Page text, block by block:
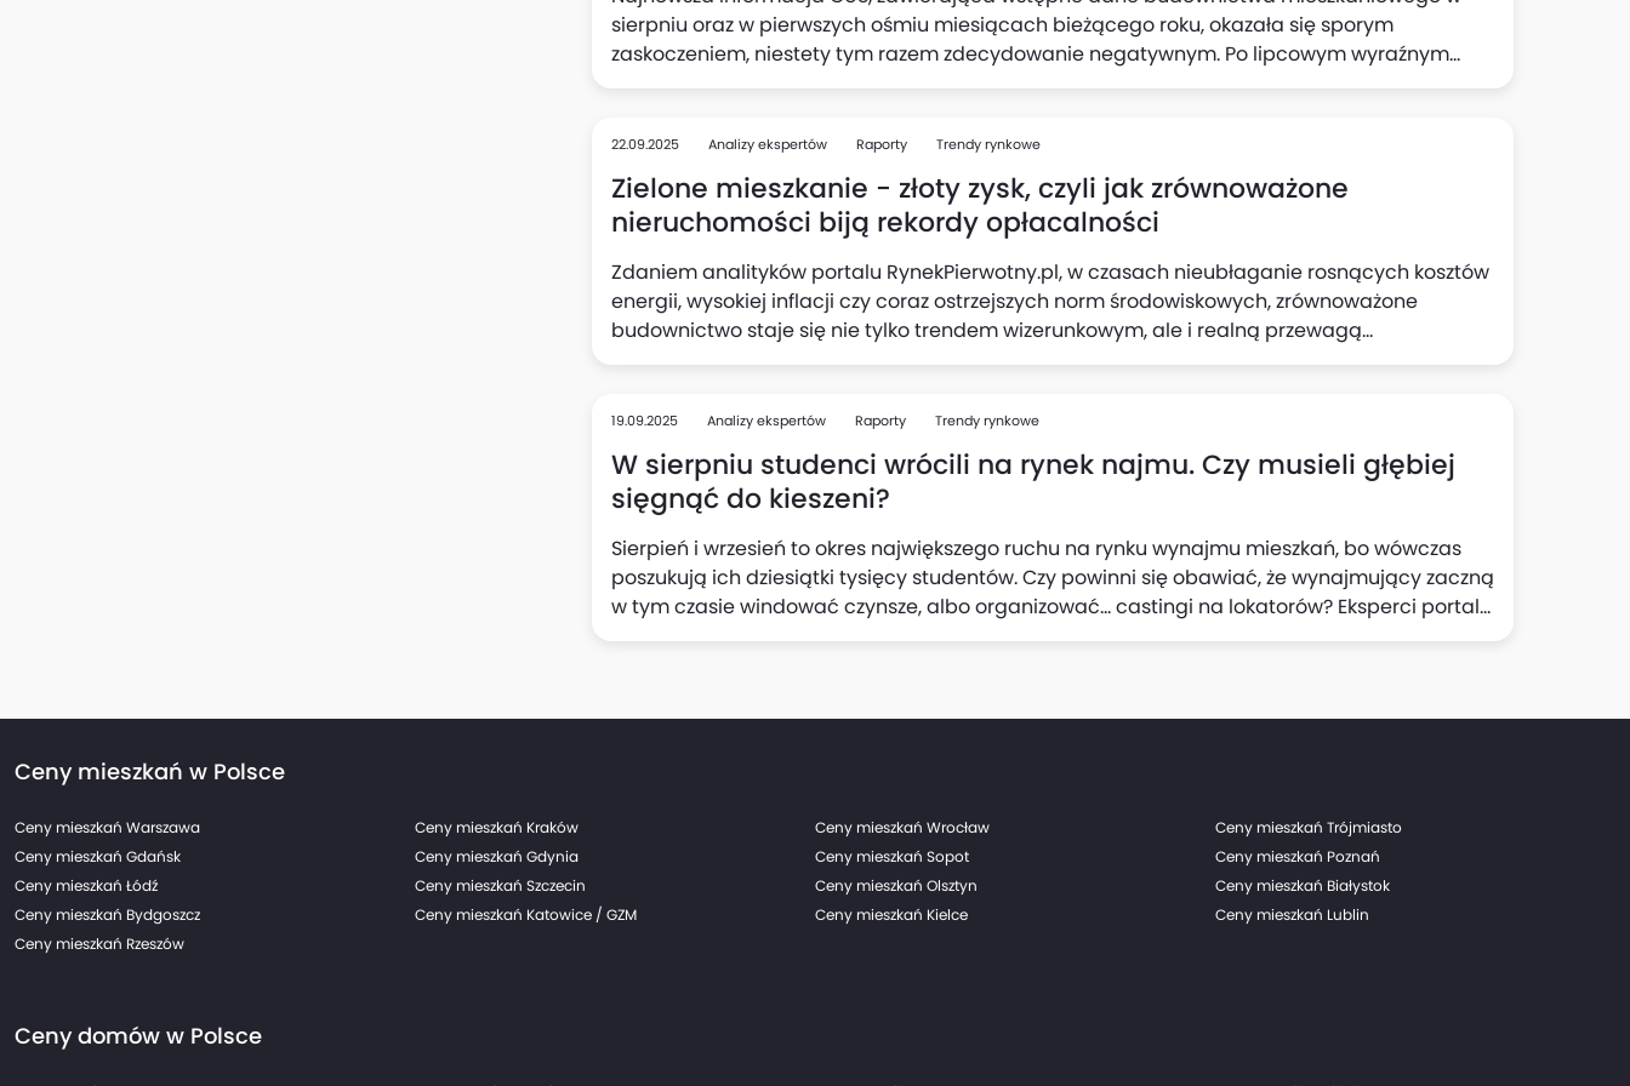
sierpniu oraz w pierwszych ośmiu miesiącach bieżącego roku, okazała się sporym
zaskoczeniem, niestety tym razem zdecydowanie negatywnym. Po lipcowym wyraźnym
ożywieniu aktywności inwestycyjnej pierwotnego segmentu mieszkaniówki, w sierpniu
eksperci portalu RynekPierwotny.pl, tym samym rynek nieoczekiwanie wykonał ruch
powrotny w kierunku obowiązującej od półtora roku średnioterminowej tendencji
spadkowej, potwierdzając jej dominację.
22.09.2025 Analizy ekspertów Raporty Trendy rynkowe
Zielone mieszkanie - złoty zysk, czyli jak zrównoważone
nieruchomości biją rekordy opłacalności
Zdaniem analityków portalu RynekPierwotny.pl, w czasach nieubłaganie rosnących kosztów
energii, wysokiej inflacji czy coraz ostrzejszych norm środowiskowych, zrównoważone
budownictwo staje się nie tylko trendem wizerunkowym, ale i realną przewagą
inwestycyjną. Certyfikaty BREEAM, LEED czy WELL nie są już wyłączną domeną biurowców –
przy sprzedaży.
19.09.2025 Analizy ekspertów Raporty Trendy rynkowe
W sierpniu studenci wrócili na rynek najmu. Czy musieli głębiej
sięgnąć do kieszeni?
Sierpień i wrzesień to okres największego ruchu na rynku wynajmu mieszkań, bo wówczas
poszukują ich dziesiątki tysięcy studentów. Czy powinni się obawiać, że wynajmujący zaczną
w tym czasie windować czynsze, albo organizować... castingi na lokatorów? Eksperci portalu
GetHome.pl sprawdzili, jak zmieniła się w sierpniu oferta mieszkań na wynajem w
Ceny mieszkań w Polsce
Ceny mieszkań Warszawa Ceny mieszkań Kraków Ceny mieszkań Wrocław
Ceny mieszkań Trójmiasto
Ceny mieszkań Gdańsk
Ceny mieszkań Gdynia Ceny mieszkań Sopot
Ceny mieszkań Poznań
Ceny mieszkań Łódź
Ceny mieszkań Szczecin Ceny mieszkań Olsztyn
Ceny mieszkań Białystok
Ceny mieszkań Bydgoszcz
Ceny mieszkań Katowice / GZM Ceny mieszkań Kielce
Ceny mieszkań Lublin
Ceny mieszkań Rzeszów
Ceny domów w Polsce